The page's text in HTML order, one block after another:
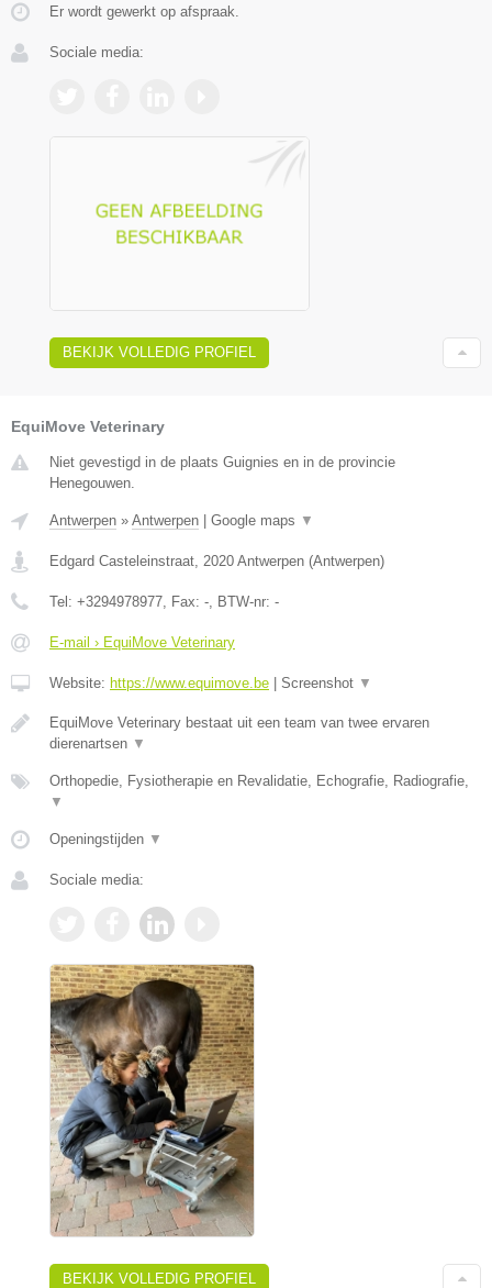
Er wordt gewerkt op afspraak.
Sociale media:
BEKIJK VOLLEDIG PROFIEL
EquiMove Veterinary
Niet gevestigd in de plaats Guignies en in de provincie
Henegouwen.
Antwerpen » Antwerpen | Google maps ▼
Edgard Casteleinstraat 2020 Antwerpen (Antwerpen)
Tel: +3294978977 , Fax: - , BTW-nr: -
E-mail › EquiMove Veterinary
Website: https://www.equimove.be | Screenshot ▼
EquiMove Veterinary bestaat uit een team van twee ervaren
dierenartsen ▼
Orthopedie, Fysiotherapie en Revalidatie, Echografie, Radiografie,
▼
Openingstijden ▼
Sociale media:
BEKIJK VOLLEDIG PROFIEL